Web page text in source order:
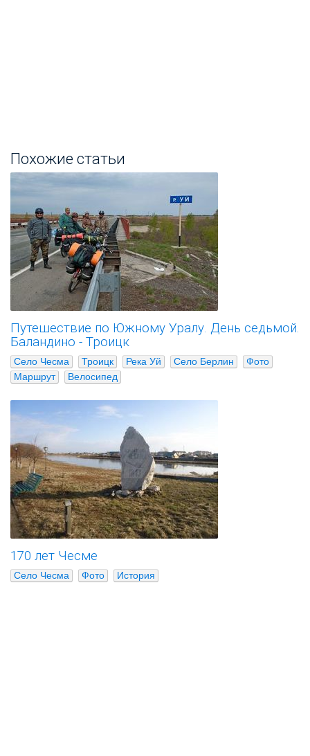
Похожие статьи
Путешествие по Южному Уралу. День седьмой.
Баландино - Троицк
Село Чесма Троицк Река Уй Село Берлин
Фото
Маршрут
Велосипед
170 лет Чесме
Село Чесма Фото История